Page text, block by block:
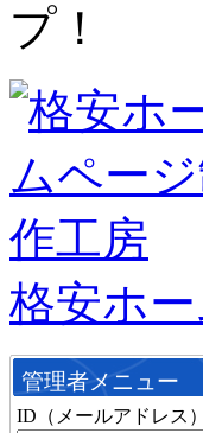
プ！
格安ホ
管理者メニュー
ID（メールアドレス）